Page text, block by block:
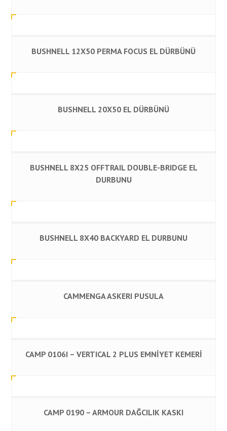
BUSHNELL 12X50 PERMA FOCUS EL DÜRBÜNÜ
BUSHNELL 20X50 EL DÜRBÜNÜ
BUSHNELL 8X25 OFFTRAIL DOUBLE-BRIDGE EL
DURBUNU
BUSHNELL 8X40 BACKYARD EL DURBUNU
CAMMENGA ASKERI PUSULA
CAMP 0106I – VERTICAL 2 PLUS EMNİYET KEMERİ
CAMP 0190 – ARMOUR DAĞCILIK KASKI